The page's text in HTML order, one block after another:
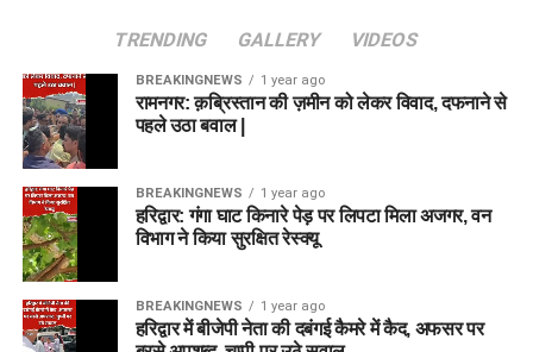
TRENDING GALLERY VIDEOS
BREAKINGNEWS 1 year ago
रामनगर: क़ब्रिस्तान की ज़मीन को लेकर विवाद, दफनाने से
पहले उठा बवाल |
BREAKINGNEWS 1 year ago
हरिद्वार: गंगा घाट किनारे पेड़ पर लिपटा मिला अजगर, वन
विभाग ने किया सुरक्षित रेस्क्यू
BREAKINGNEWS 1 year ago
हरिद्वार में बीजेपी नेता की दबंगई कैमरे में कैद, अफसर पर